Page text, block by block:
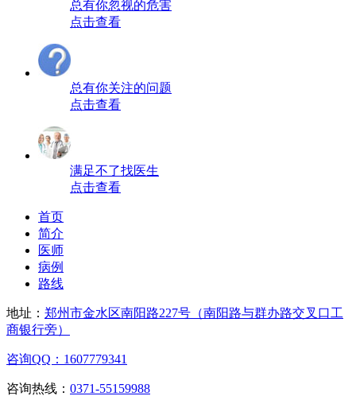
总有你忽视的危害
点击查看
总有你关注的问题
点击查看
满足不了找医生
点击查看
首页
简介
医师
病例
路线
地址： 郑州市金水区南阳路227号（南阳路与群办路交叉口工
商银行旁）
咨询QQ：1607779341
咨询热线： 0371-55159988